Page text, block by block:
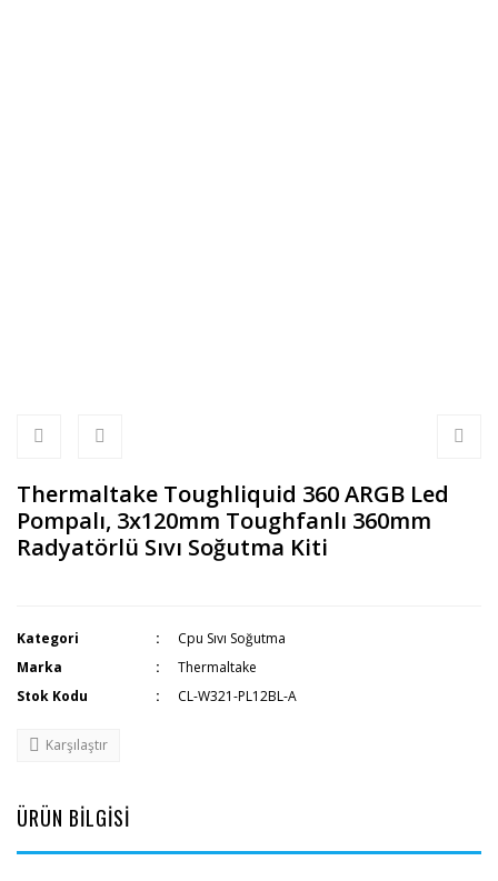
Thermaltake Toughliquid 360 ARGB Led
Pompalı, 3x120mm Toughfanlı 360mm
Radyatörlü Sıvı Soğutma Kiti
Kategori
Cpu Sıvı Soğutma
Marka
Thermaltake
Stok Kodu
CL-W321-PL12BL-A
Karşılaştır
ÜRÜN BİLGİSİ